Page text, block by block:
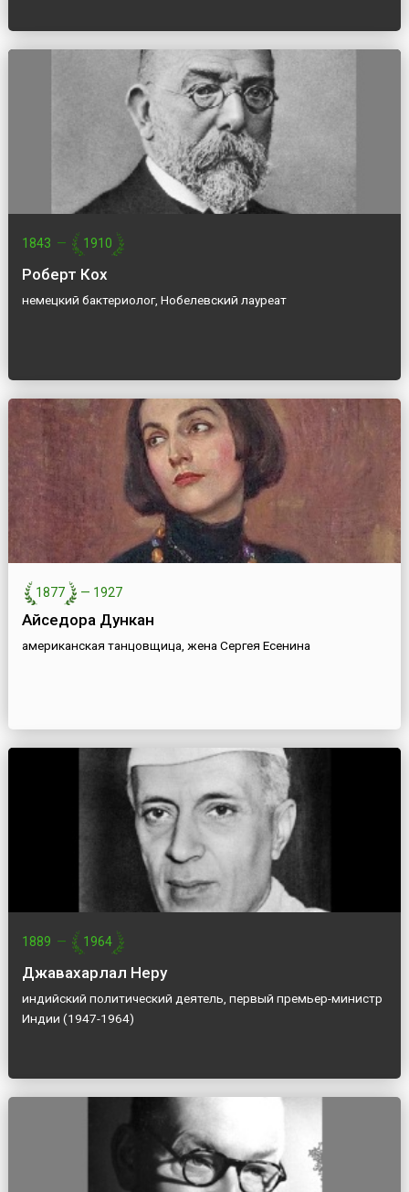
1843 — 1910
Роберт Кох
немецкий бактериолог, Нобелевский лауреат
1877 — 1927
Айседора Дункан
американская танцовщица, жена Сергея Есенина
1889 — 1964
Джавахарлал Неру
индийский политический деятель, первый премьер-министр
Индии (1947-1964)